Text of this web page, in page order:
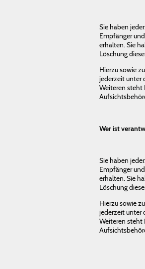
Sie haben
Empfänger
erhalten. Sie
Löschung
Hierzu sowie
jederzeit unter
Weiteren steht
Wer ist
Sie haben
Empfänger
erhalten. Sie
Löschung
Hierzu sowie
jederzeit unter
Weiteren steht